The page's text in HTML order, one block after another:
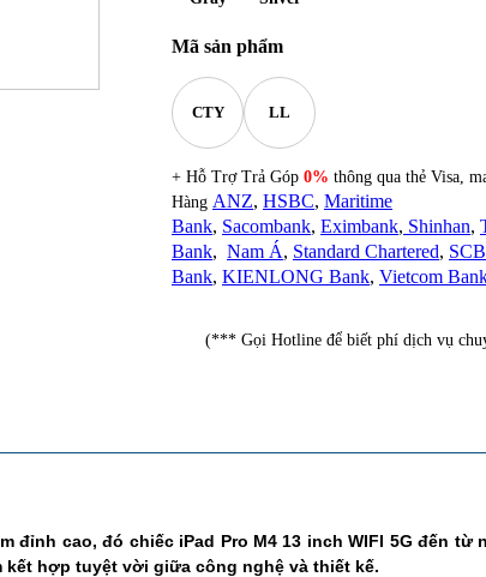
Mã sản phẩm
CTY LL
+ Hỗ Trợ Trả Góp 0% thông qua thẻ Visa,
Hàng ANZ, HSBC, Maritime
Bank, Sacombank, Eximbank, Shinhan,
Bank, Nam Á, Standard Chartered, SCB
Bank, KIENLONG Bank, Vietcom
(*** Gọi Hotline để biết phí dịch vụ
cao, đó chiếc iPad Pro M4 13 inch WIFI 5G đến từ
kết hợp tuyệt vời giữa công nghệ và thiết kế.